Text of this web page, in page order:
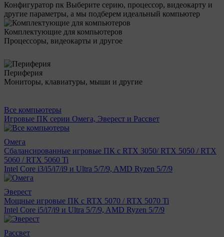
Конфигуратор пк Выберите серию, процессор, видеокарту и
другие параметры, а мы подберем идеальный компьютер
Комплектующие для компьютеров
Процессоры, видеокарты и другое
Периферия
Мониторы, клавиатуры, мыши и другие
Все компьютеры
Игровые ПК серии Омега, Эверест и Рассвет
Омега
Сбалансированные игровые ПК с RTX 3050/ RTX 5050 / RTX
5060 / RTX 5060 Ti
Intel Core i3/i5/i7/i9 и Ultra 5/7/9, AMD Ryzen 5/7/9
Эверест
Мощные игровые ПК с RTX 5070 / RTX 5070 Ti
Intel Core i5/i7/i9 и Ultra 5/7/9, AMD Ryzen 5/7/9
Рассвет